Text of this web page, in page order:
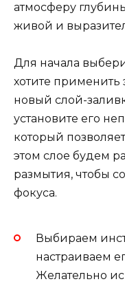
атмосферу
живой и
Для начала
хотите применить
новый слой-
установите его
который
этом слое будем
размытия, чтобы
фокуса.
Выбираем
настраиваем
Желательно